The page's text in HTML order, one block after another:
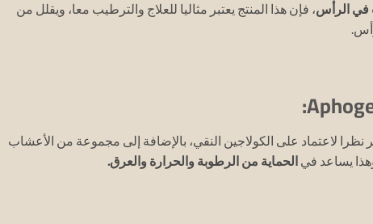
في الرأس، فإن هذا المنتج يعتبر مثاليا للعلاج والترطيب معا، ويقلل من
لاعتماد على الكولاجين النقي، بالإضافة إلى مجموعة من الأعشاب
يساعد في الحماية من الرطوبة والحرارة والعرق.